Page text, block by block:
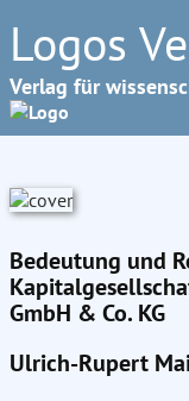
Logos
Verlag für
Bedeutung und
GmbH & Co. KG
Ulrich-Rupert